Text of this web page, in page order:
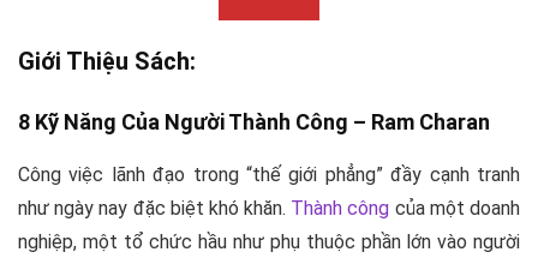
Giới Thiệu Sách:
8 Kỹ Năng Của Người Thành Công – Ram Charan
Công việc lãnh đạo trong “thế giới phẳng” đầy cạnh tranh
như ngày nay đặc biệt khó khăn. Thành công của một doanh
nghiệp, một tổ chức hầu như phụ thuộc phần lớn vào người